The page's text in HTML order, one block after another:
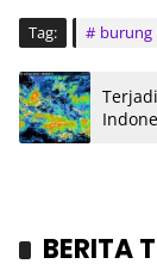
Tag: burung
BERITA